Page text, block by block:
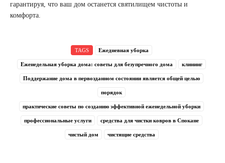
гарантируя, что ваш дом останется святилищем чистоты и
комфорта.
TAGS Ежедневная уборка
Еженедельная уборка дома: советы для безупречного дома клининг
Поддержание дома в первозданном состоянии является общей целью
порядок
практические советы по созданию эффективной еженедельной уборки
профессиональные услуги средства для чистки ковров в Спокане
чистый дом чистящие средства